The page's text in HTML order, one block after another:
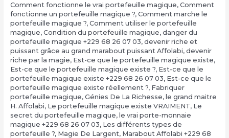
Comment fonctionne le vrai portefeuille magique, Comment
fonctionne un portefeuille magique ?, Comment marche le
portefeuille magique ?, Comment utiliser le portefeuille
magique, Condition du portefeuille magique, danger du
portefeuille magique +229 68 26 07 03, devenir riche et
puissant grâce au grand marabout puissant Affolabi, devenir
riche par la magie, Est-ce que le portefeuille magique existe,
Est-ce que le portefeuille magique existe ?, Est-ce que le
portefeuille magique existe +229 68 26 07 03, Est-ce que le
portefeuille magique existe réellement ?, Fabriquer
portefeuille magique, Génies De La Richesse, le grand maitre
H. Affolabi, Le portefeuille magique existe VRAIMENT, Le
secret du portefeuille magique, le vrai porte-monnaie
magique +229 68 26 07 03, Les différents types de
portefeuille ?, Magie De Largent, Marabout Affolabi +229 68